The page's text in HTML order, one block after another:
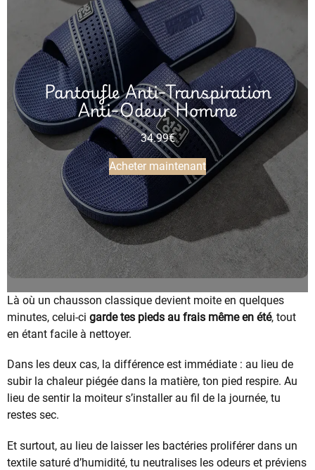
Pantoufle Anti-Transpiration
Anti-Odeur Homme
34.99€
Acheter maintenant
Là où un chausson classique devient moite en quelques
minutes, celui-ci garde tes pieds au frais même en été, tout
en étant facile à nettoyer.
Dans les deux cas, la différence est immédiate : au lieu de
subir la chaleur piégée dans la matière, ton pied respire. Au
lieu de sentir la moiteur s’installer au fil de la journée, tu
restes sec.
Et surtout, au lieu de laisser les bactéries proliférer dans un
textile saturé d’humidité, tu neutralises les odeurs et préviens